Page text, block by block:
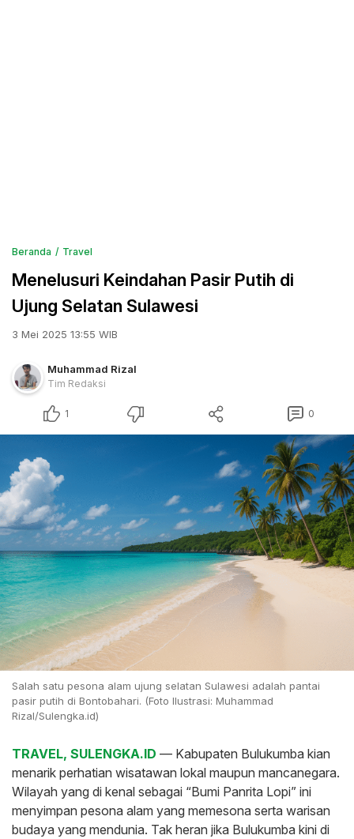
Beranda Travel
Menelusuri Keindahan Pasir Putih di
Ujung Selatan Sulawesi
3 Mei 2025 13:55 WIB
Muhammad Rizal
Tim Redaksi
1 0
Salah satu pesona alam ujung selatan Sulawesi adalah pantai
pasir putih di Bontobahari. (Foto Ilustrasi: Muhammad
Rizal/Sulengka.id)
TRAVEL, SULENGKA.ID — Kabupaten Bulukumba kian
menarik perhatian wisatawan lokal maupun mancanegara.
Wilayah yang di kenal sebagai “Bumi Panrita Lopi” ini
menyimpan pesona alam yang memesona serta warisan
budaya yang mendunia. Tak heran jika Bulukumba kini di